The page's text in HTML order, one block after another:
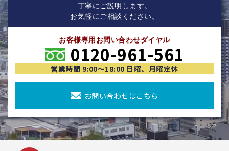
丁寧にご説明します。
お気軽にご相談ください。
お客様専用お問い合わせダイヤル
0120-961-561
営業時間 9:00〜18:00 日曜、月曜定休
お問い合わせはこちら